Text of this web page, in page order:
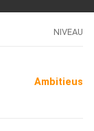
NIVEAU
Ambitieus